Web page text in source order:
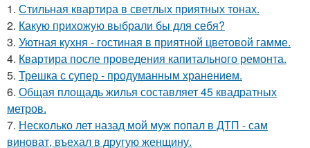
1. Стильная квартира в светлых приятных тонах.
2. Какую прихожую выбрали бы для себя?
3. Уютная кухня - гостиная в приятной цветовой гамме.
4. Квартира после проведения капитального ремонта.
5. Трешка с супер - продуманным хранением.
6. Общая площадь жилья составляет 45 квадратных
метров.
7. Несколько лет назад мой муж попал в ДТП - сам
виноват, въехал в другую женщину.